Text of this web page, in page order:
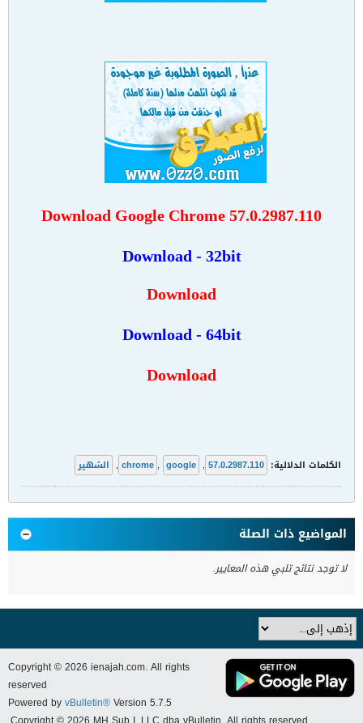
Download Google Chrome 57.0.2987.110
Download - 32bit
Download
Download - 64bit
Download
الكلمات الدلالية: 57.0.2987.110
,
chrome , google
, الشهير
المواضيع ذات الصلة
لا توجد نتائج تلبي هذه المعايير.
Copyright © 2026 ienajah.com. All rights
reserved
Powered byvBulletin®Version 5.7.5